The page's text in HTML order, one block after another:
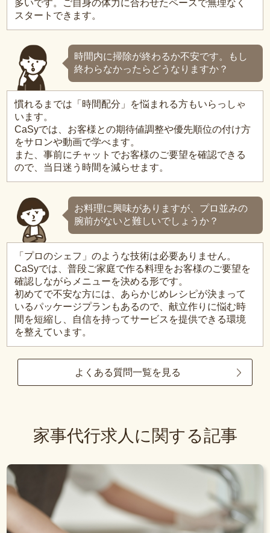
多いです。ご自身の体力に合わせたペースで無理なく
スタートできます。
時間内に掃除が終わるか不安です。もし
終わらなかったらどうなりますか？
慣れるまでは「時間配分」を悩まれる方もいらっしゃ
います。
CaSyでは、お客様との期待値調整や優先順位の付け方
をサロンや動画で学べます。
また、事前にチャットでお客様のご要望を確認できる
ので、当日迷う時間を減らせます。
お料理に興味がありますが、プロ並みの
腕前がないと難しいでしょうか？
「プロのシェフ」のような技術は必要ありません。
CaSyでは、普段ご家庭で作る料理をお客様のご要望を
確認しながらメニューを決める形です。
初めてで不安な方には、あらかじめレシピが決まって
いるパッケージプランもあるので、献立作りに悩む時
間を短縮し、自信を持ってサービスを提供できる環境
を整えています。
よくある質問一覧を見る
家事代行求人に関する記事